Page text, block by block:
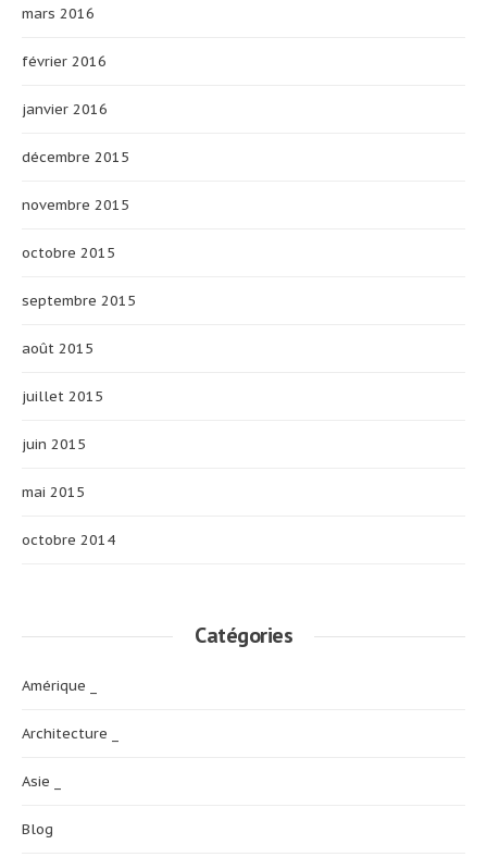
mars 2016
février 2016
janvier 2016
décembre 2015
novembre 2015
octobre 2015
septembre 2015
août 2015
juillet 2015
juin 2015
mai 2015
octobre 2014
Catégories
Amérique _
Architecture _
Asie _
Blog